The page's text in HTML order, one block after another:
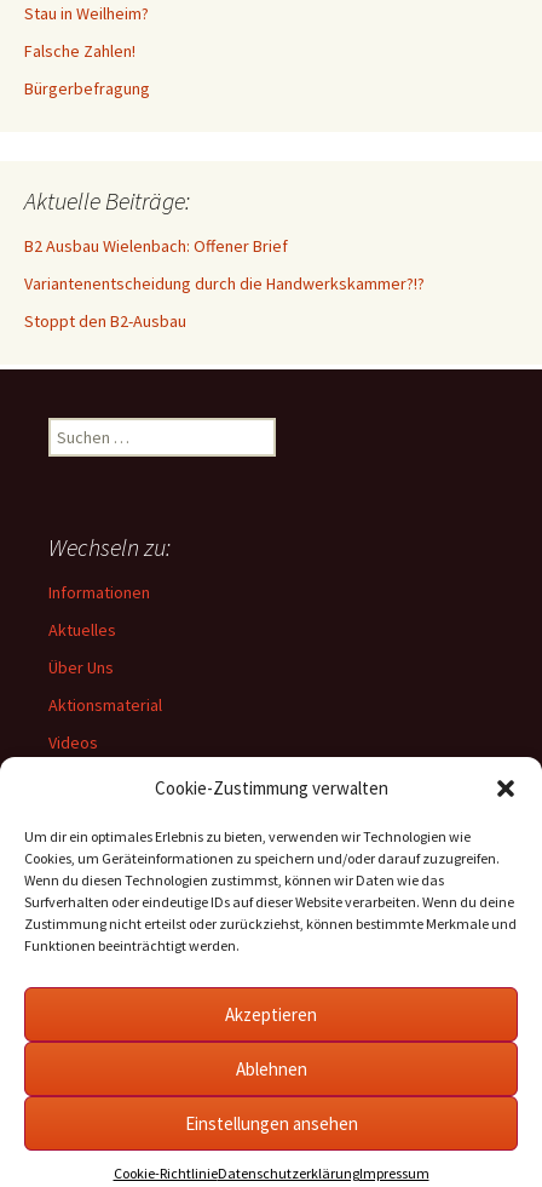
Cookie-Zustimmung verwalten
Um dir ein optimales Erlebnis zu bieten, verwenden wir Technologien wie
Cookies, um Geräteinformationen zu speichern und/oder darauf zuzugreifen.
Wenn du diesen Technologien zustimmst, können wir Daten wie das
Surfverhalten oder eindeutige IDs auf dieser Website verarbeiten. Wenn du deine
Zustimmung nicht erteilst oder zurückziehst, können bestimmte Merkmale und
Funktionen beeinträchtigt werden.
Akzeptieren
Ablehnen
Einstellungen ansehen
Cookie-RichtlinieDatenschutzerklärungImpressum
Stau in Weilheim?
Falsche Zahlen!
Bürgerbefragung
Aktuelle Beiträge:
B2 Ausbau Wielenbach: Offener Brief
Variantenentscheidung durch die Handwerkskammer?!?
Stoppt den B2-Ausbau
Suchen
nach:
Wechseln zu:
Informationen
Aktuelles
Über Uns
Aktionsmaterial
Videos
Rechtliches:
Datenschutzerklärung
Datenschutzerklärung Stolz präsentiert von WordPress